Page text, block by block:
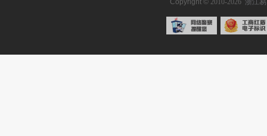
Copyright © 2010-2026 浙江